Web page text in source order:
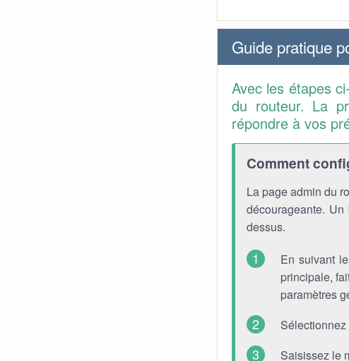
Guide pratique
Avec les étapes
du routeur. La
répondre à vos
Comment
La page admin du
décourageante.
dessus.
En suivant
principale,
paramètres
Saisissez le